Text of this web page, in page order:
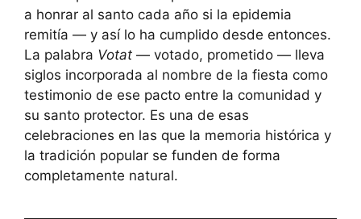
a honrar al santo cada año si la epidemia
remitía — y así lo ha cumplido desde entonces.
La palabra Votat — votado, prometido — lleva
siglos incorporada al nombre de la fiesta como
testimonio de ese pacto entre la comunidad y
su santo protector. Es una de esas
celebraciones en las que la memoria histórica y
la tradición popular se funden de forma
completamente natural.